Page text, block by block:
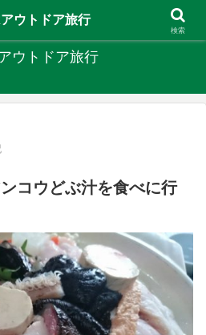
行など外遊びを楽しんでます
ウトドア旅行
コウどぶ汁を食べに行
ウトドア旅行
検索